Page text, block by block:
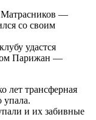
Матрасников —
со своим
удастся
Парижан —
лет трансферная
упала.
и их забивные